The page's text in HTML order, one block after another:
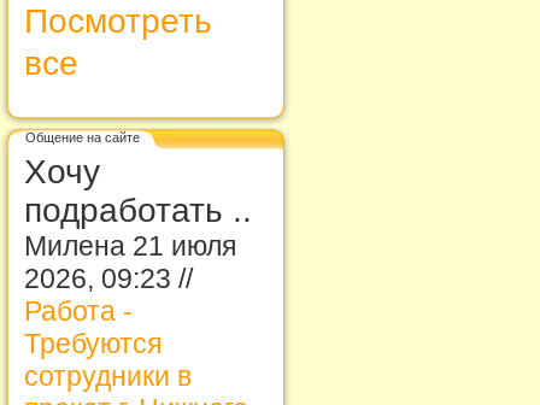
Посмотреть
все
Общение на сайте
Хочу
подработать ..
Милена 21 июля
2026, 09:23 //
Работа -
Требуются
сотрудники в